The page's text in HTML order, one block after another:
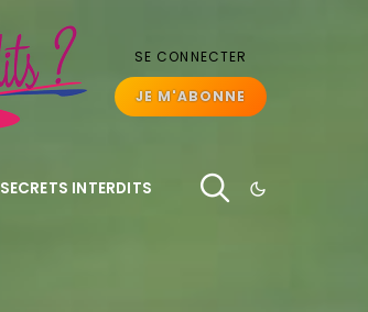
SE CONNECTER
JE M'ABONNE
SECRETS INTERDITS